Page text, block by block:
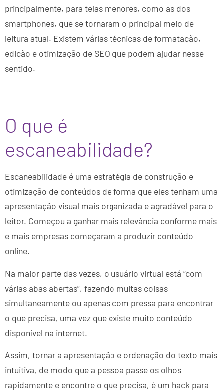
principalmente, para telas menores, como as dos
smartphones, que se tornaram o principal meio de
leitura atual. Existem várias técnicas de formatação,
edição e otimização de SEO que podem ajudar nesse
sentido.
O que é
escaneabilidade?
Escaneabilidade é uma estratégia de construção e
otimização de conteúdos de forma que eles tenham uma
apresentação visual mais organizada e agradável para o
leitor. Começou a ganhar mais relevância conforme mais
e mais empresas começaram a produzir conteúdo
online.
Na maior parte das vezes, o usuário virtual está “com
várias abas abertas”, fazendo muitas coisas
simultaneamente ou apenas com pressa para encontrar
o que precisa, uma vez que existe muito conteúdo
disponível na internet.
Assim, tornar a apresentação e ordenação do texto mais
intuitiva, de modo que a pessoa passe os olhos
rapidamente e encontre o que precisa, é um hack para